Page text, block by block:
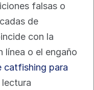
falsas o
de
con la
línea o el engaño
catfishing para
lectura